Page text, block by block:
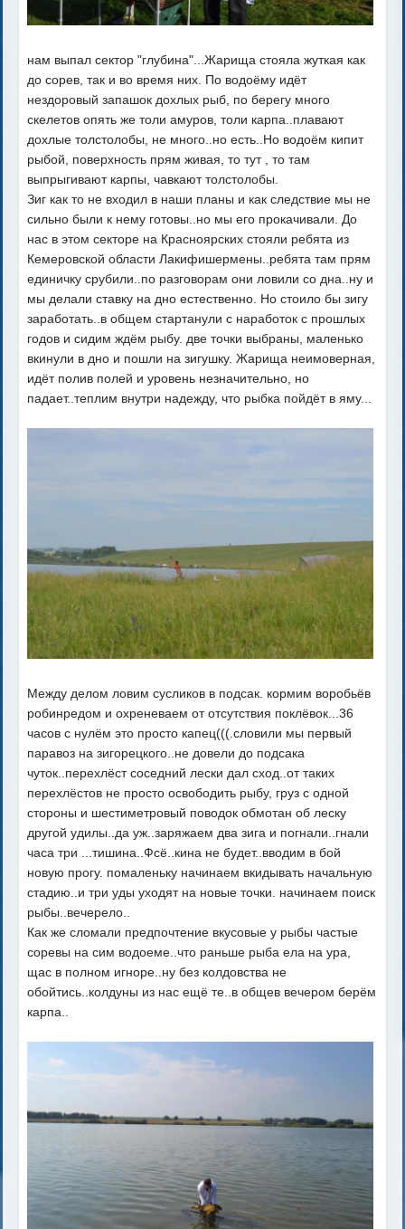
нам выпал сектор "глубина"...Жарища стояла жуткая как
до сорев, так и во время них. По водоёму идёт
нездоровый запашок дохлых рыб, по берегу много
скелетов опять же толи амуров, толи карпа..плавают
дохлые толстолобы, не много..но есть..Но водоём кипит
рыбой, поверхность прям живая, то тут , то там
выпрыгивают карпы, чавкают толстолобы.
Зиг как то не входил в наши планы и как следствие мы не
сильно были к нему готовы..но мы его прокачивали. До
нас в этом секторе на Красноярских стояли ребята из
Кемеровской области Лакифишермены..ребята там прям
единичку срубили..по разговорам они ловили со дна..ну и
мы делали ставку на дно естественно. Но стоило бы зигу
заработать..в общем стартанули с наработок с прошлых
годов и сидим ждём рыбу. две точки выбраны, маленько
вкинули в дно и пошли на зигушку. Жарища неимоверная,
идёт полив полей и уровень незначительно, но
падает..теплим внутри надежду, что рыбка пойдёт в яму...
Между делом ловим сусликов в подсак. кормим воробьёв
робинредом и охреневаем от отсутствия поклёвок...36
часов с нулём это просто капец(((.словили мы первый
паравоз на зигорецкого..не довели до подсака
чуток..перехлёст соседний лески дал сход..от таких
перехлёстов не просто освободить рыбу, груз с одной
стороны и шестиметровый поводок обмотан об леску
другой удилы..да уж..заряжаем два зига и погнали..гнали
часа три ...тишина..Фсё..кина не будет..вводим в бой
новую прогу. помаленьку начинаем вкидывать начальную
стадию..и три уды уходят на новые точки. начинаем поиск
рыбы..вечерело..
Как же сломали предпочтение вкусовые у рыбы частые
соревы на сим водоеме..что раньше рыба ела на ура,
щас в полном игноре..ну без колдовства не
обойтись..колдуны из нас ещё те..в общев вечером берём
карпа..